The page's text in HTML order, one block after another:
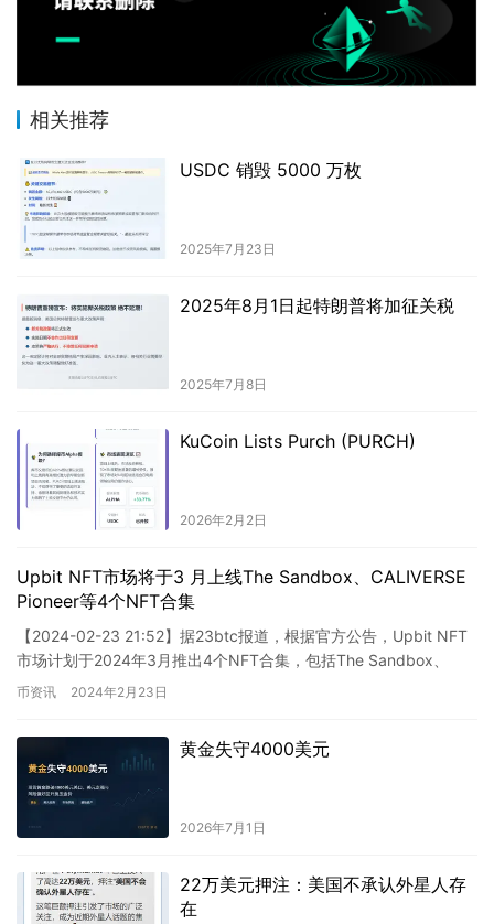
相关推荐
USDC 销毁 5000 万枚
2025年7月23日
2025年8月1日起特朗普将加征关税
2025年7月8日
KuCoin Lists Purch (PURCH)
2026年2月2日
Upbit NFT市场将于3 月上线The Sandbox、CALIVERSE
Pioneer等4个NFT合集
【2024-02-23 21:52】据23btc报道，根据官方公告，Upbit NFT
市场计划于2024年3月推出4个NFT合集，包括The Sandbox、
CALIVERSE P…
币资讯 2024年2月23日
黄金失守4000美元
2026年7月1日
22万美元押注：美国不承认外星人存
在